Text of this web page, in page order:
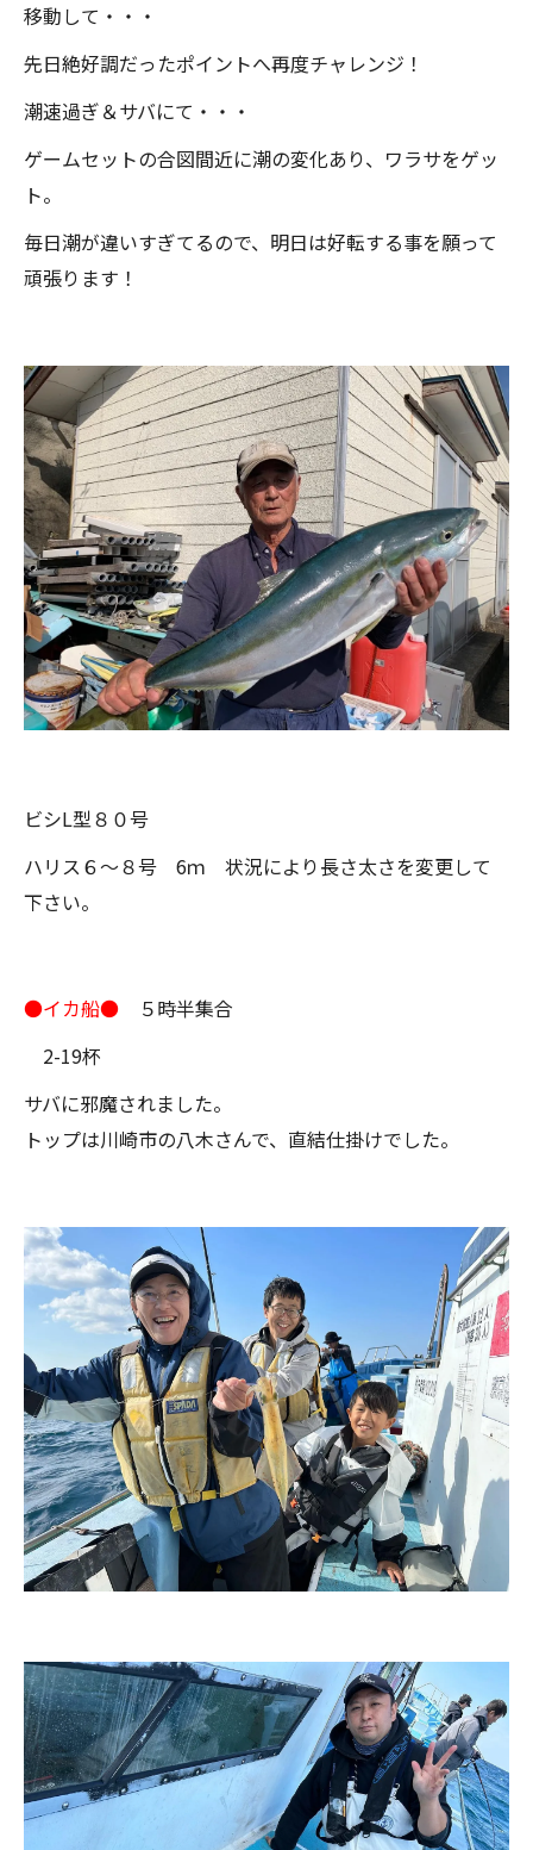
移動して・・・
先日絶好調だったポイントへ再度チャレンジ！
潮速過ぎ＆サバにて・・・
ゲームセットの合図間近に潮の変化あり、ワラサをゲッ
ト。
毎日潮が違いすぎてるので、明日は好転する事を願って
頑張ります！
ビシL型８０号
ハリス６～８号 6ｍ 状況により長さ太さを変更して
下さい。
●イカ船●
５時半集合
2-19杯
サバに邪魔されました。
トップは川崎市の八木さんで、直結仕掛けでした。